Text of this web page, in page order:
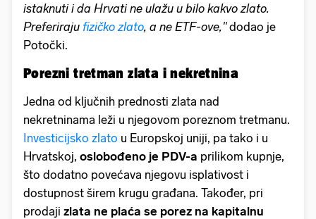
istaknuti i da Hrvati ne ulažu u bilo kakvo zlato.
Preferiraju fizičko zlato, a ne ETF-ove,''dodao je
Potočki.
Porezni tretman zlata i nekretnina
Jedna od ključnih prednosti zlata nad
nekretninama leži u njegovom poreznom tretmanu.
Investicijsko zlato u Europskoj uniji, pa tako i u
Hrvatskoj, oslobođeno je PDV-a prilikom kupnje,
što dodatno povećava njegovu isplativost i
dostupnost širem krugu građana. Također, pri
prodaji zlata ne plaća se porez na kapitalnu